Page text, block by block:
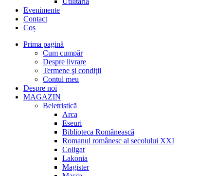
Evenimente
Contact
Coș
Prima pagină
Cum cumpăr
Despre livrare
Termene şi condiţii
Contul meu
Despre noi
MAGAZIN
Beletristică
Arca
Eseuri
Biblioteca Românească
Romanul românesc al secolului XXI
Coligat
Lakonia
Magister